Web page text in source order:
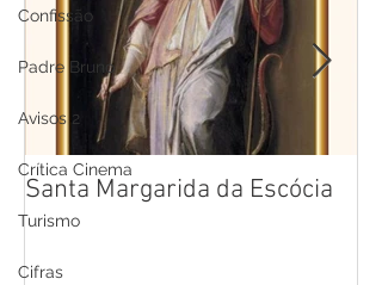
Confissão
Padre Bruno
Avisos 2
Crítica Cinema
Turismo
Cifras
Santa Margarida da Escócia